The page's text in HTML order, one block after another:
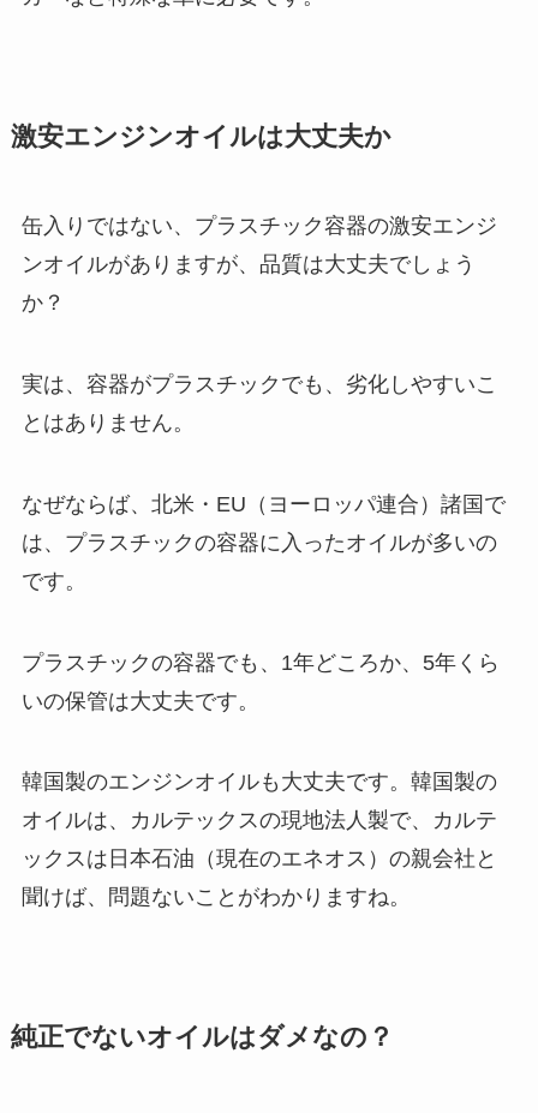
激安エンジンオイルは大丈夫か
缶入りではない、プラスチック容器の激安エンジ
ンオイルがありますが、品質は大丈夫でしょう
か？
実は、容器がプラスチックでも、劣化しやすいこ
とはありません。
なぜならば、北米・EU（ヨーロッパ連合）諸国で
は、プラスチックの容器に入ったオイルが多いの
です。
プラスチックの容器でも、1年どころか、5年くら
いの保管は大丈夫です。
韓国製のエンジンオイルも大丈夫です。韓国製の
オイルは、カルテックスの現地法人製で、カルテ
ックスは日本石油（現在のエネオス）の親会社と
聞けば、問題ないことがわかりますね。
純正でないオイルはダメなの？